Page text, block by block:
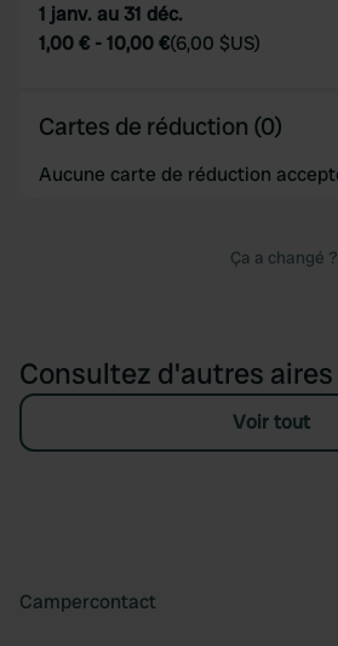
1 janv. au 31 déc.
1,00 € -10,00 €(6,00 $US)
Cartes de réduction (0)
Aucune carte de réduction
Ça a changé ?
Consultez d'autres
Voir tout
Campercontact